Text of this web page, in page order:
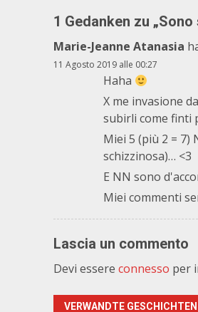
1 Gedanken zu „Sono
Marie-Jeanne Atanasia
11 Agosto 2019 alle 00:27
Haha
X me invasione
subirli come finti
Miei 5 (più 2 = 7)
schizzinosa)… <3
E NN sono
Miei commenti
Lascia un commento
Devi essere connesso per
VERWANDTE GESCHICHTEN